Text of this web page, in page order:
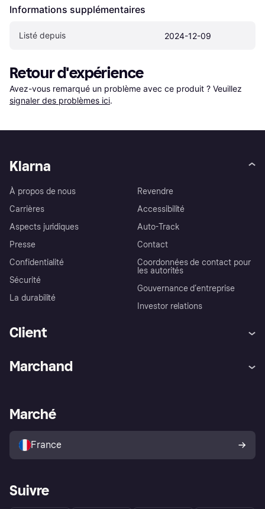
Informations supplémentaires
Listé depuis 2024-12-09
Retour d'expérience
Avez-vous remarqué un problème avec ce produit ? Veuillez
signaler des problèmes ici.
Klarna
À propos de nous
Carrières
Aspects juridiques
Presse
Confidentialité
Sécurité
La durabilité
Revendre
Accessibilité
Auto-Track
Contact
Coordonnées de contact pour
les autorités
Gouvernance d’entreprise
Investor relations
Client
Explorez les magasins
Politique de protection de
l’acheteur Klarna
Marchand
Portail Marchand
Marché
France
Suivre